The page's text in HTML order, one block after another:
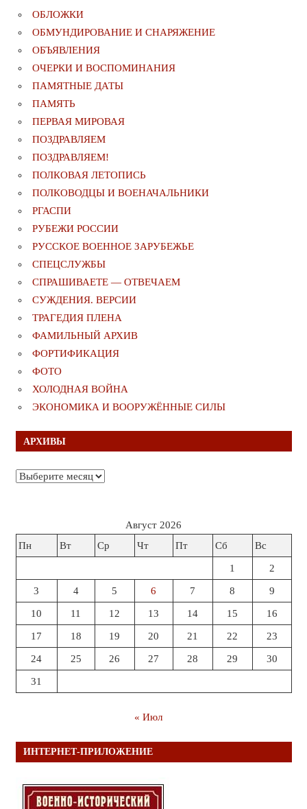
ОБЛОЖКИ
ОБМУНДИРОВАНИЕ И СНАРЯЖЕНИЕ
ОБЪЯВЛЕНИЯ
ОЧЕРКИ И ВОСПОМИНАНИЯ
ПАМЯТНЫЕ ДАТЫ
ПАМЯТЬ
ПЕРВАЯ МИРОВАЯ
ПОЗДРАВЛЯЕМ
ПОЗДРАВЛЯЕМ!
ПОЛКОВАЯ ЛЕТОПИСЬ
ПОЛКОВОДЦЫ И ВОЕНАЧАЛЬНИКИ
РГАСПИ
РУБЕЖИ РОССИИ
РУССКОЕ ВОЕННОЕ ЗАРУБЕЖЬЕ
СПЕЦСЛУЖБЫ
СПРАШИВАЕТЕ — ОТВЕЧАЕМ
СУЖДЕНИЯ. ВЕРСИИ
ТРАГЕДИЯ ПЛЕНА
ФАМИЛЬНЫЙ АРХИВ
ФОРТИФИКАЦИЯ
ФОТО
ХОЛОДНАЯ ВОЙНА
ЭКОНОМИКА И ВООРУЖЁННЫЕ СИЛЫ
АРХИВЫ
Архивы
Август 2026
Пн
Вт Ср Чт Пт Сб Вс
1 2
3 4 5 6 7 8 9
10 11 12 13 14 15 16
17 18 19 20 21 22 23
24 25 26 27 28 29 30
31
« Июл
ИНТЕРНЕТ-ПРИЛОЖЕНИЕ